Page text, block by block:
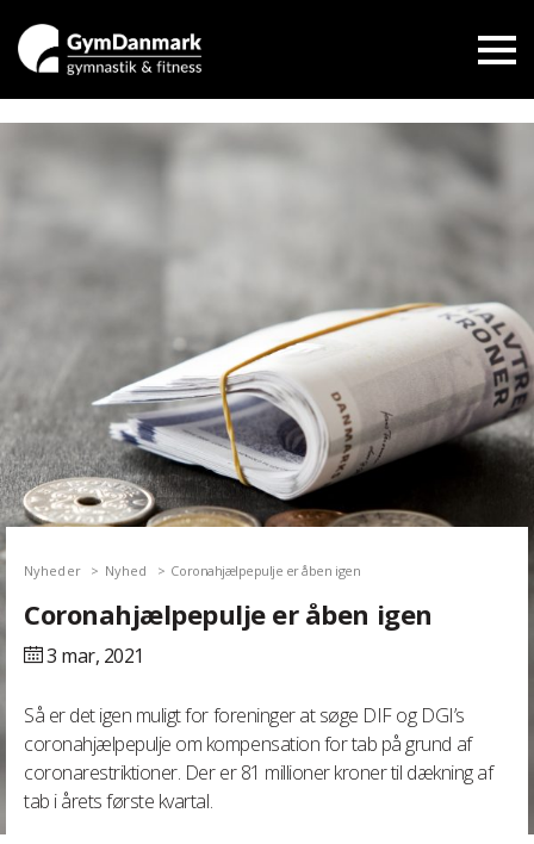
Nyheder Nyhed Coronahjælpepulje er åben igen
Coronahjælpepulje er åben igen
3 mar, 2021
Så er det igen muligt for foreninger at søge DIF og DGI’s
coronahjælpepulje om kompensation for tab på grund af
coronarestriktioner. Der er 81 millioner kroner til dækning af
tab i årets første kvartal.